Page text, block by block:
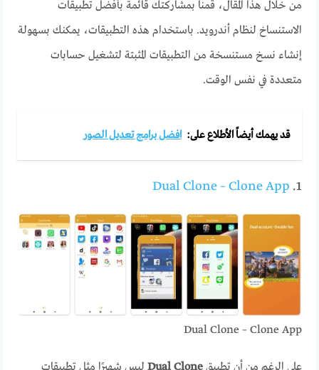
من خلال هذا المقال، قمنا بمشاركتك قائمة بأفضل تطبيقات
الاستنساخ لنظام أندرويد. باستخدام هذه التطبيقات، يمكنك بسهولة
إنشاء نسخ مستنسخة من التطبيقات المثبتة لتشغيل حسابات
متعددة في نفس الوقت.
قد يهمك أيضاً الأطلاع على: افضل برامج تعديل الصور
1.
Dual Clone – Clone App
Dual Clone – Clone App